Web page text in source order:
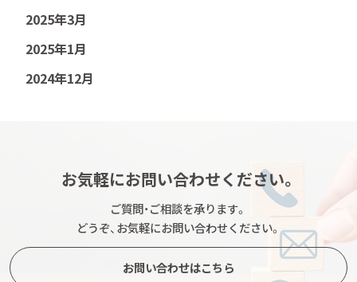
2025年3月
2025年1月
2024年12月
お気軽にお問い合わせください。
ご質問・ご相談を承ります。
どうぞ、お気軽にお問い合わせください。
お問い合わせはこちら